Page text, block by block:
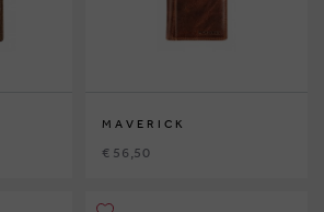
MAVERICK
€ 56,50